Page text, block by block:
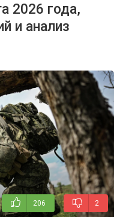
2026 года,
и анализ
206 2